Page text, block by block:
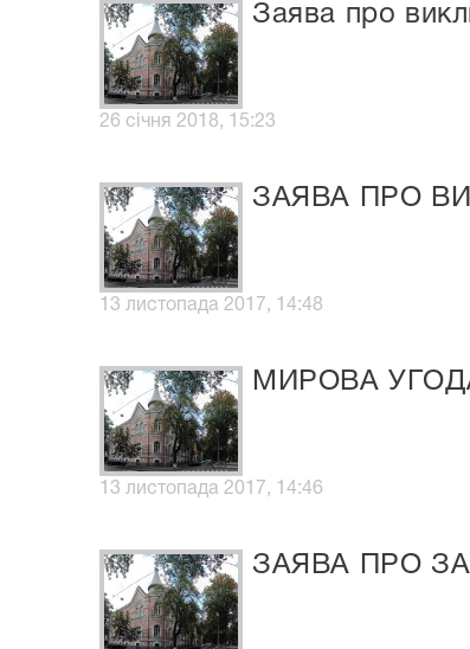
Заява про
26 січня 2018, 15:23
ЗАЯВА ПРО
13 листопада 2017, 14:48
МИРОВА
13 листопада 2017, 14:46
ЗАЯВА ПРО